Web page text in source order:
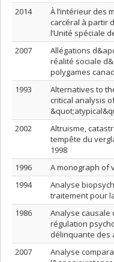
2014
À l’intérieur des
carcéral à partir
l’Unité spéciale
2007
Allégations
réalité sociale
polygames
1993
Alternatives to
critical analysis
2002
Altruisme,
tempête du
1998
1996
A monograph of
1994
Analyse
traitement pour
1986
Analyse causale
régulation
délinquante des
2007
Analyse